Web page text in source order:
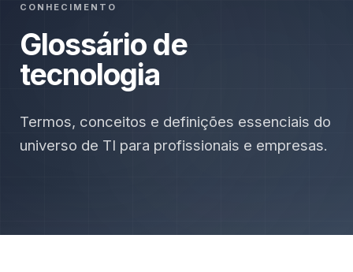
CONHECIMENTO
Glossário de
tecnologia
Termos, conceitos e definições essenciais do
universo de TI para profissionais e empresas.